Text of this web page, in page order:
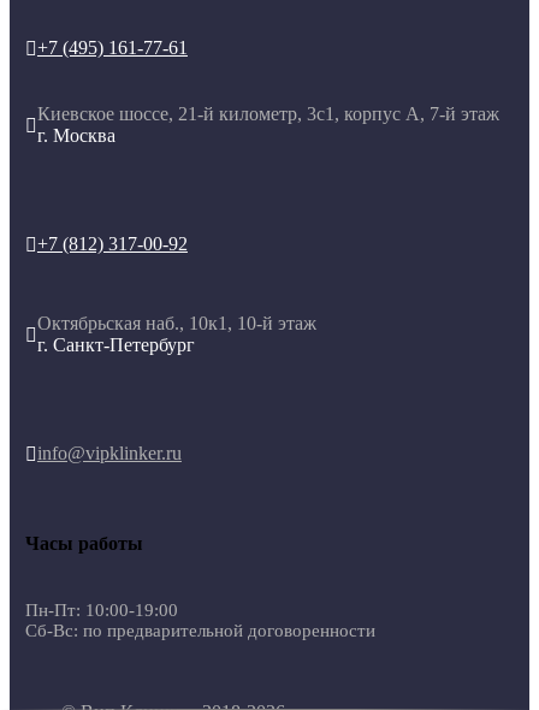
+7 (495) 161-77-61

Киевское шоссе, 21-й километр, 3с1, корпус А, 7-й этаж
г. Москва
+7 (812) 317-00-92

Октябрьская наб., 10к1, 10-й этаж
г. Санкт-Петербург
info@vipklinker.ru
Часы работы
Пн-Пт: 10:00-19:00
Сб-Вс: по предварительной договоренности